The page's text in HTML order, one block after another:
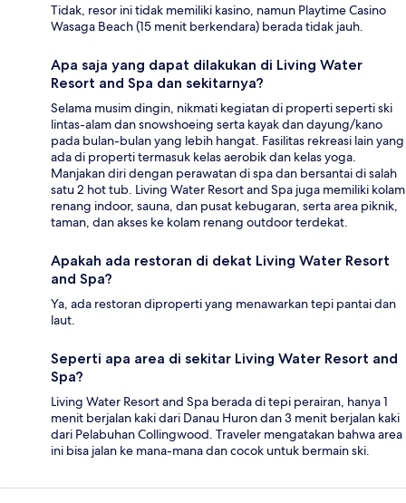
Tidak, resor ini tidak memiliki kasino, namun Playtime Casino
Wasaga Beach (15 menit berkendara) berada tidak jauh.
Apa saja yang dapat dilakukan di Living Water
Resort and Spa dan sekitarnya?
Selama musim dingin, nikmati kegiatan di properti seperti ski
lintas-alam dan snowshoeing serta kayak dan dayung/kano
pada bulan-bulan yang lebih hangat. Fasilitas rekreasi lain yang
ada di properti termasuk kelas aerobik dan kelas yoga.
Manjakan diri dengan perawatan di spa dan bersantai di salah
satu 2 hot tub. Living Water Resort and Spa juga memiliki kolam
renang indoor, sauna, dan pusat kebugaran, serta area piknik,
taman, dan akses ke kolam renang outdoor terdekat.
Apakah ada restoran di dekat Living Water Resort
and Spa?
Ya, ada restoran diproperti yang menawarkan tepi pantai dan
laut.
Seperti apa area di sekitar Living Water Resort and
Spa?
Living Water Resort and Spa berada di tepi perairan, hanya 1
menit berjalan kaki dari Danau Huron dan 3 menit berjalan kaki
dari Pelabuhan Collingwood. Traveler mengatakan bahwa area
ini bisa jalan ke mana-mana dan cocok untuk bermain ski.